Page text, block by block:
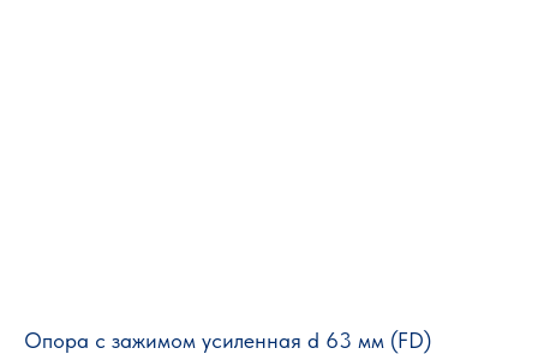
Опора с зажимом усиленная d 63 мм (FD)